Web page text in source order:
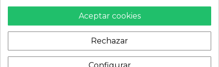
Aceptar cookies
Rechazar